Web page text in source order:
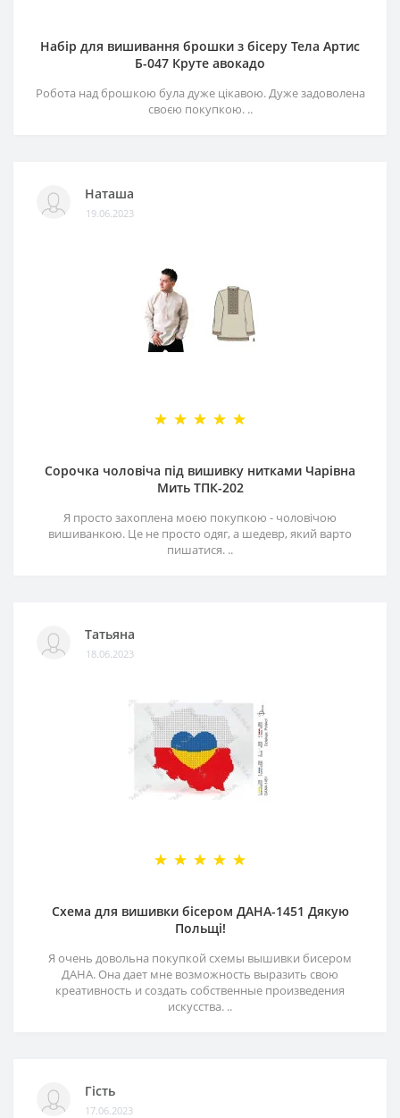
Набір для вишивання брошки з бісеру Тела Артис
Б-047 Круте авокадо
Робота над брошкою була дуже цікавою. Дуже задоволена
своєю покупкою. ..
Наташа
19.06.2023
Сорочка чоловіча під вишивку нитками Чарівна
Мить ТПК-202
Я просто захоплена моєю покупкою - чоловічою
вишиванкою. Це не просто одяг, а шедевр, який варто
пишатися. ..
Татьяна
18.06.2023
Схема для вишивки бісером ДАНА-1451 Дякую
Польщі!
Я очень довольна покупкой схемы вышивки бисером
ДАНА. Она дает мне возможность выразить свою
креативность и создать собственные произведения
искусства. ..
Гість
17.06.2023